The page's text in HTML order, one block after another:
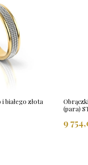
białego złota
(para)
9